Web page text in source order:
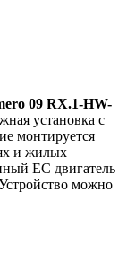
09 RX.1-HW-
установка с
монтируется
и жилых
ЕС двигатель
можно